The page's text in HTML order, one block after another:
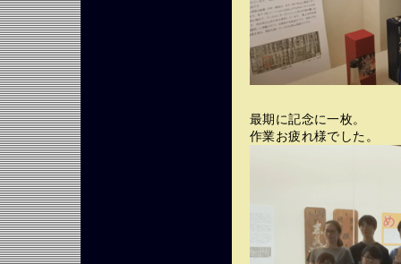
最期に記念に一枚。
作業お疲れ様でした。